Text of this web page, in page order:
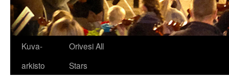
Kuva-
arkisto
Orivesi All
Stars